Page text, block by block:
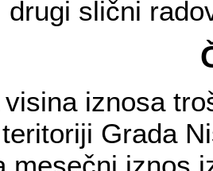
drugi slični
iznosa
Grada